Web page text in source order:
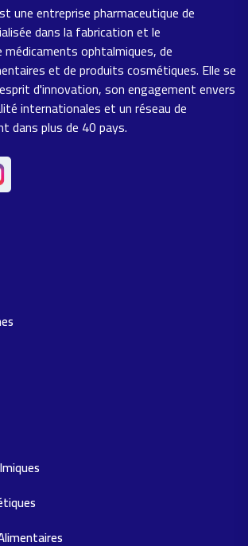
une entreprise pharmaceutique de
dans la fabrication et le
ophtalmiques, de
et de produits cosmétiques. Elle se
d'innovation, son engagement envers
internationales et un réseau de
dans plus de 40 pays.